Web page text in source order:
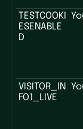
TESTCOOKI
ESENABLE
D
VISITOR_IN
FO1_LIVE